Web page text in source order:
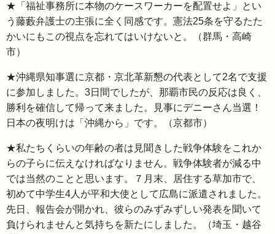
★「福祉事務所に本物のケースワーカーを配置せよ」とい
う藤藪弁護士の主張に全く同感です。憲法25条を守るたた
かいにもこの視点を忘れてはいけないと。（群馬・高崎
市）
★沖縄県知事選に京都・京北革新懇の代表として2名で支援
に参加しました。3日間でしたが、那覇市民の反応は良く、
勝利を確信して帰って来ました。見事にデニーさん当選！
日本の夜明けは「沖縄から」です。（京都市）
★私たちくらいの年齢の者は見聞きした戦争体験をこれか
らの子らに伝えなければなりません。戦争体験者が減る中
では当然のことと思います。７月末、居住する草加市で、
初めて中学生4人が平和大使として広島に派遣されました。
先日、報告会が開かれ、彼らのみずみずしい発表を聞いて
負けられませんと気持ちを新たにしました。（埼玉・越谷